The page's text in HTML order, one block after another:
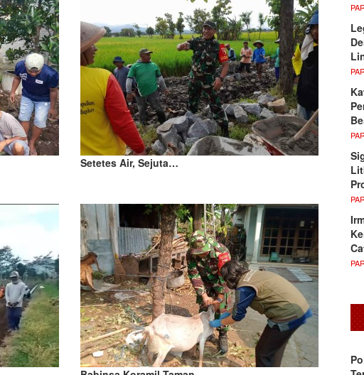
Setetes Air, Sejuta…